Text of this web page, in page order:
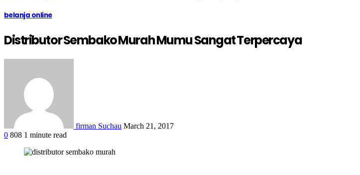
belanja online
Distributor Sembako Murah Mumu Sangat Terpercaya
firman Suchau March 21, 2017
0 808 1 minute read